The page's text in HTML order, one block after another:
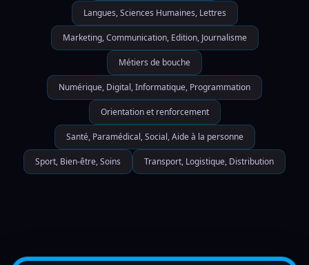
Langues, Sciences Humaines, Lettres
Marketing, Communication, Edition, Journalisme
Métiers de bouche
Numérique, Digital, Informatique, Programmation
Orientation et renforcement
Santé, Paramédical, Social, Aide à la personne
Sport, Bien-être, Soins Transport, Logistique, Distribution